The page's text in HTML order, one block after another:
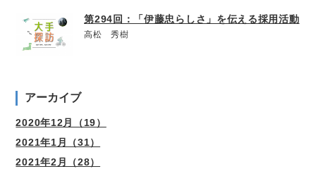
第294回：「伊藤忠らしさ」を伝える採用活動
高松 秀樹
アーカイブ
2020年12月（19）
2021年1月（31）
2021年2月（28）